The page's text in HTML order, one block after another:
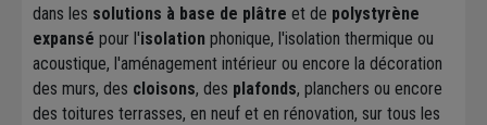
dans les solutions à base de plâtre et de polystyrène
expansé pour l'isolation phonique, l'isolation thermique ou
acoustique, l'aménagement intérieur ou encore la décoration
des murs, des cloisons, des plafonds, planchers ou encore
des toitures terrasses, en neuf et en rénovation, sur tous les